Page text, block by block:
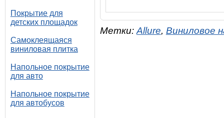
Покрытие для
детских площадок
Самоклеящаяся
виниловая плитка
Напольное покрытие
для авто
Напольное покрытие
для автобусов
Метки: Allure, Виниловое